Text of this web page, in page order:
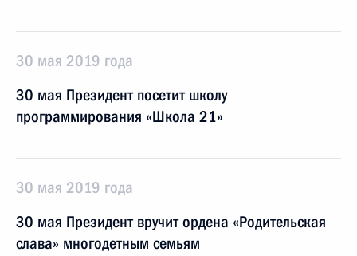
30 мая 2019 года
30 мая Президент посетит школу
программирования «Школа 21»
30 мая 2019 года
30 мая Президент вручит ордена «Родительская
слава» многодетным семьям